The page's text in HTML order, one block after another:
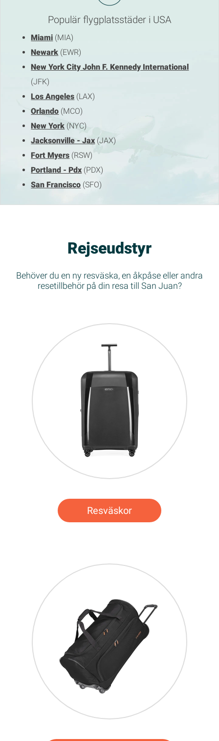
Populär flygplatsstäder i USA
Miami (MIA)
Newark (EWR)
New York City John F. Kennedy International
(JFK)
Los Angeles (LAX)
Orlando (MCO)
New York (NYC)
Jacksonville - Jax (JAX)
Fort Myers (RSW)
Portland - Pdx (PDX)
San Francisco (SFO)
Rejseudstyr
Behöver du en ny resväska, en åkpåse eller andra
resetillbehör på din resa till San Juan?
Resväskor